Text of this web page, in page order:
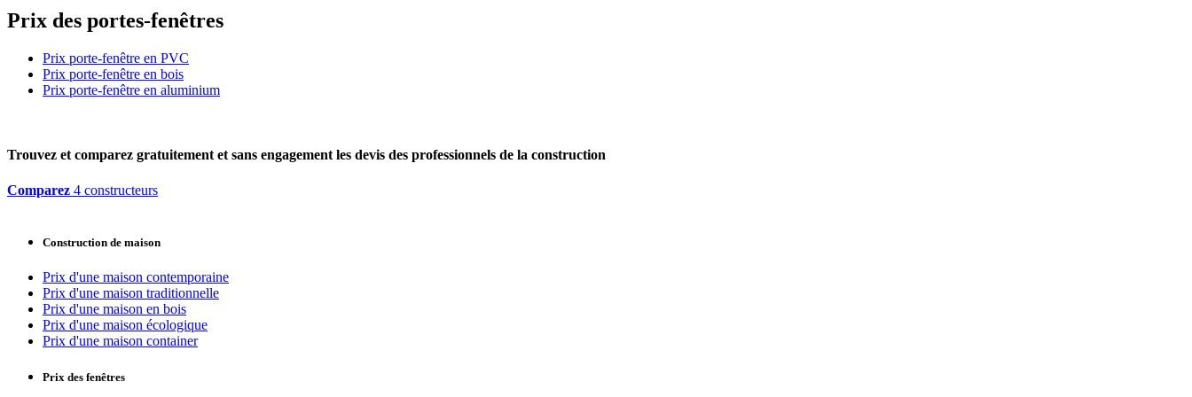
Prix des portes-fenêtres
Prix porte-fenêtre en PVC
Prix porte-fenêtre en bois
Prix porte-fenêtre en aluminium
Trouvez et comparez gratuitement et sans engagement les devis des professionnels de la construction
Comparez 4 constructeurs
Construction de maison
Prix d'une maison contemporaine
Prix d'une maison traditionnelle
Prix d'une maison en bois
Prix d'une maison écologique
Prix d'une maison container
Prix des fenêtres